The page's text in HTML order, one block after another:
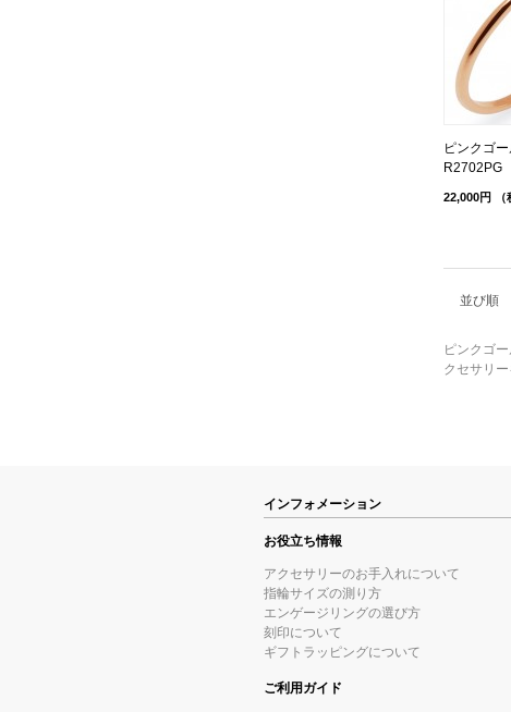
ピンクゴ
R2702PG
22,000円 （
並び順
ピンクゴ
クセサリ
インフォメーション
お役立ち情報
アクセサリーのお手入れについて
指輪サイズの測り方
エンゲージリングの選び方
刻印について
ギフトラッピングについて
ご利用ガイド